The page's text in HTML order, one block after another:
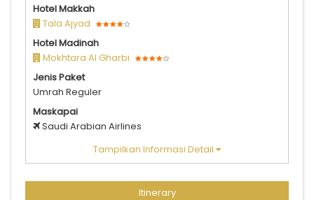
Hotel Makkah
Tala Ajyad
Hotel Madinah
Mokhtara Al Gharbi
Jenis Paket
Umrah Reguler
Maskapai
Saudi Arabian Airlines
Tampilkan Informasi Detail
Itinerary